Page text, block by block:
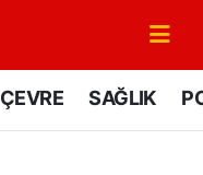
ÇEVRE SAĞLIK